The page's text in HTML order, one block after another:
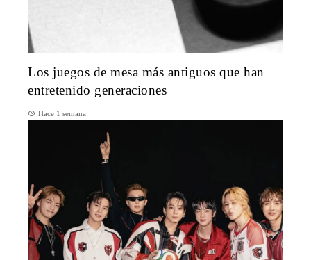
Los juegos de mesa más antiguos que han
entretenido generaciones
Hace 1 semana